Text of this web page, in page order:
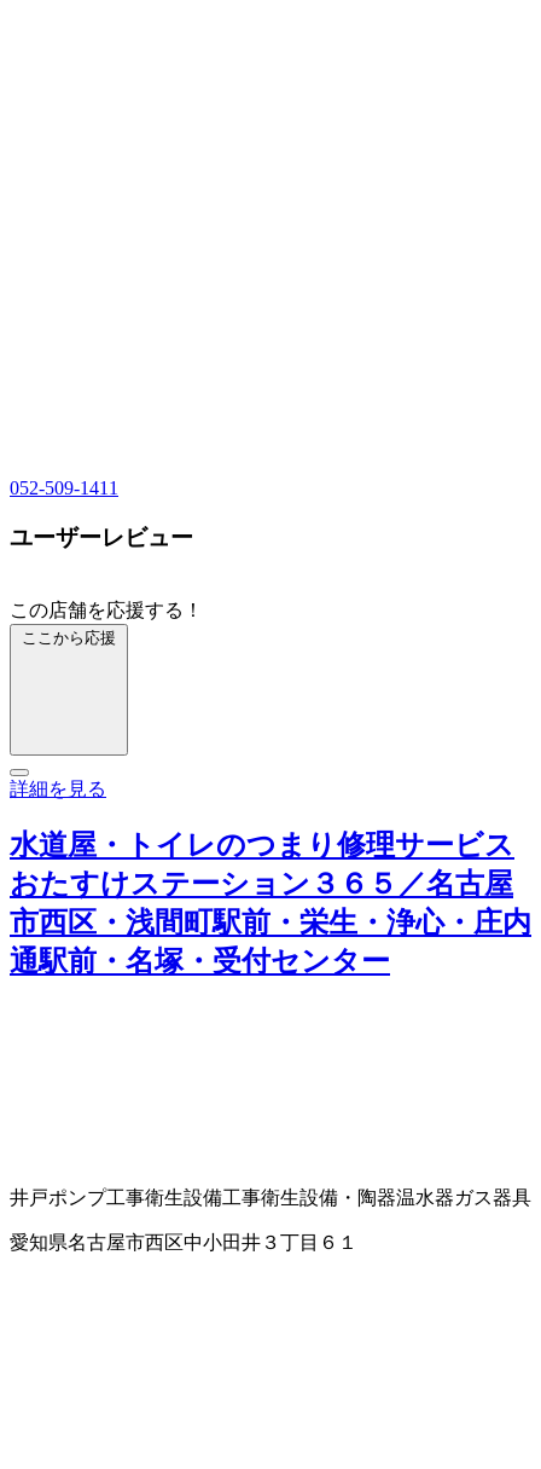
052-509-1411
ユーザーレビュー
この店舗を応援する！
ここから応援
詳細を見る
水道屋・トイレのつまり修理サービス
おたすけステーション３６５／名古屋
市西区・浅間町駅前・栄生・浄心・庄内
通駅前・名塚・受付センター
井戸ポンプ工事衛生設備工事衛生設備・陶器温水器ガス器具
愛知県名古屋市西区中小田井３丁目６１